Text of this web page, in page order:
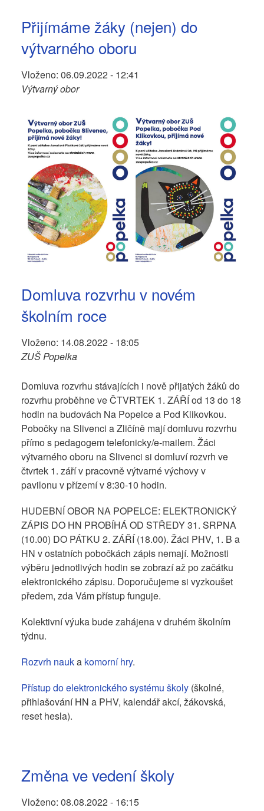
Přijímáme žáky (nejen) do
výtvarného oboru
Vloženo: 06.09.2022 - 12:41
Výtvarný obor
Domluva rozvrhu v novém
školním roce
Vloženo: 14.08.2022 - 18:05
ZUŠ Popelka
Domluva rozvrhu stávajících i nově přijatých žáků do
rozvrhu proběhne ve ČTVRTEK 1. ZÁŘÍ od 13 do 18
hodin na budovách Na Popelce a Pod Klikovkou.
Pobočky na Slivenci a Zličíně mají domluvu rozvrhu
přímo s pedagogem telefonicky/e-mailem. Žáci
výtvarného oboru na Slivenci si domluví rozvrh ve
čtvrtek 1. září v pracovně výtvarné výchovy v
pavilonu v přízemí v 8:30-10 hodin.
HUDEBNÍ OBOR NA POPELCE: ELEKTRONICKÝ
ZÁPIS DO HN PROBÍHÁ OD STŘEDY 31. SRPNA
(10.00) DO PÁTKU 2. ZÁŘÍ (18.00). Žáci PHV, 1. B a
HN v ostatních pobočkách zápis nemají. Možnosti
výběru jednotlivých hodin se zobrazí až po začátku
elektronického zápisu. Doporučujeme si vyzkoušet
předem, zda Vám přístup funguje.
Kolektivní výuka bude zahájena v druhém školním
týdnu.
Rozvrh nauka komorní hry.
Přístup do elektronického systému školy (školné,
přihlašování HN a PHV, kalendář akcí, žákovská,
reset hesla).
Změna ve vedení školy
Vloženo: 08.08.2022 - 16:15